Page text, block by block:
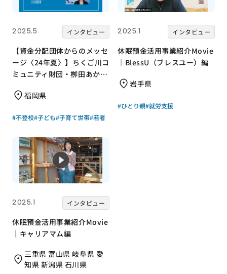
2025.5 インタビュー
【資金分配団体からのメッセ
ージ〈24年夏〉】ちくご川コ
ミュニティ財団・栁田あかね
福岡県
#不登校#子ども#子育て世帯#若者
2025.1 インタビュー
休眠預金活用事業紹介Movie
｜BlessU（ブレスユー）編
岩手県
#ひとり親#就労支援
2025.1 インタビュー
休眠預金活用事業紹介Movie
｜キャリアマム編
三重県 富山県 岐阜県 愛
知県 新潟県 石川県